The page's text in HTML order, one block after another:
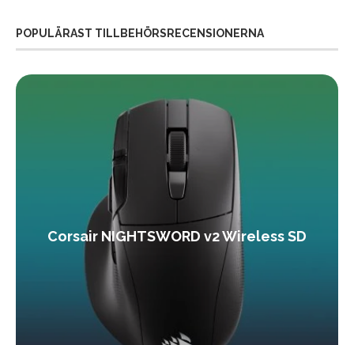
POPULÄRAST TILLBEHÖRSRECENSIONERNA
Corsair NIGHTSWORD v2 Wireless SD